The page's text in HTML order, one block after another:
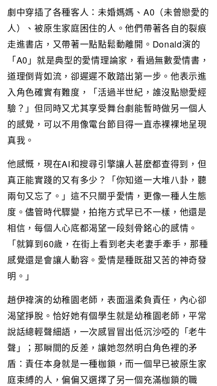
劇中穿插了各種客人：未婚媽媽、A0（未曾戀愛的
人）、被原生家庭困住的人。他們帶著各自的裂痕
走進書店，又帶著一點點鬆動離開。Donald演的
「A0」就是典型的愛情理論家，看過無數愛情書，
道理倒背如流，卻遲遲不敢踏出第一步。他表示進
入角色確實有難度，「活過半世紀，誰沒點戀愛經
驗？」但同時又尤其享受舞台劇能暫時做另一個人
的感覺，可以不用像電台節目得一直赤裸裸地呈現
真我。
他感慨，現在AI和搜尋引擎讓人甚麼都查得到，但
真正能實踐的又有多少？「你知道一大堆八卦，聽
兩句又忘了。」這不只關乎愛情，更像一種人生態
度。儘管時代驟變，拍拖方式早已不一樣，他還是
相信，每個人心底都渴望一段刻骨銘心的感情。
「就算到60歲，在街上看到老夫老妻手牽手，那種
感覺還是會讓人動容。愛情是種既甜又苦的神奇發
明。」
趙伊禕演的幼稚園老師，表面溫柔負責任，內心卻
渴望掙脫。恰好她有個學生就是幼稚園老師，平常
說話總輕聲細語，一次感冒冒出低沉沙啞的「老牛
聲」；那瞬間的反差，讓她忽然明白角色裡的矛
盾：責任本身就是一種枷鎖，而一個早已被原生家
庭束縛的人，偏偏又選擇了另一個充滿枷鎖的職